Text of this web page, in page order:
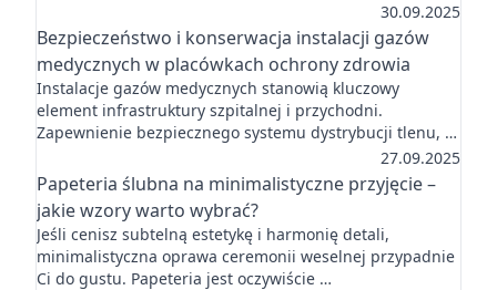
30.09.2025
Bezpieczeństwo i konserwacja instalacji gazów
medycznych w placówkach ochrony zdrowia
Instalacje gazów medycznych stanowią kluczowy
element infrastruktury szpitalnej i przychodni.
Zapewnienie bezpiecznego systemu dystrybucji tlenu, …
27.09.2025
Papeteria ślubna na minimalistyczne przyjęcie –
jakie wzory warto wybrać?
Jeśli cenisz subtelną estetykę i harmonię detali,
minimalistyczna oprawa ceremonii weselnej przypadnie
Ci do gustu. Papeteria jest oczywiście …